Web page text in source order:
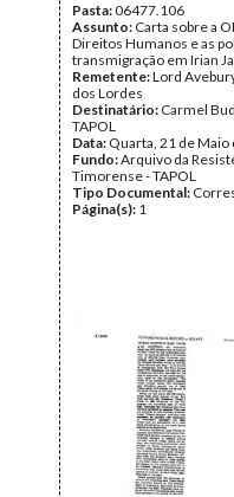
Pasta:06477.106
Assunto: Carta sobre a
Direitos Humanos e as
transmigração em Irian
Remetente:Lord
dos Lordes
Destinatário: Carmel
TAPOL
Data: Quarta, 21 de Maio
Fundo:Arquivo da
Timorense - TAPOL
Tipo Documental:
Página(s): 1